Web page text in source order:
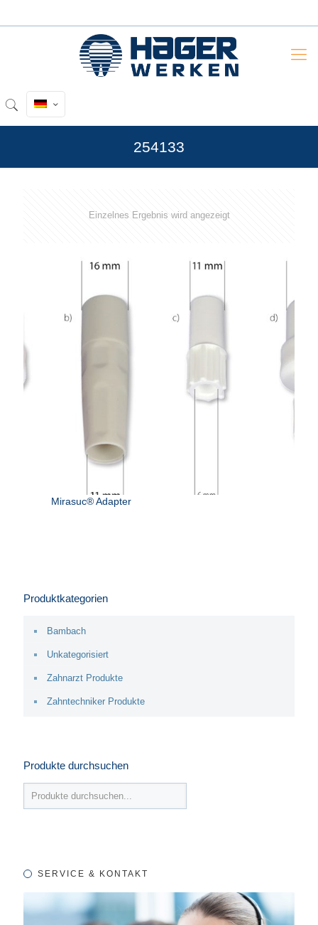
254133
Einzelnes Ergebnis wird angezeigt
Mirasuc® Adapter
Produktkategorien
Bambach
Unkategorisiert
Zahnarzt Produkte
Zahntechniker Produkte
Produkte durchsuchen
SERVICE & KONTAKT